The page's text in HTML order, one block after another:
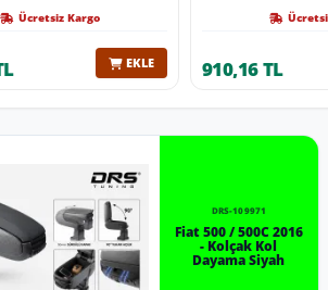
Ücretsiz Kargo
EKLE 910,16 TL
DRS-109971
Fiat 500 / 500C 2016
- Kolçak Kol
Dayama Siyah